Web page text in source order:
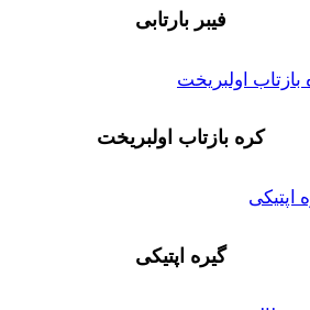
فیبر بارتابی
کره بازتاب اولبریخت
گیره اپتیکی